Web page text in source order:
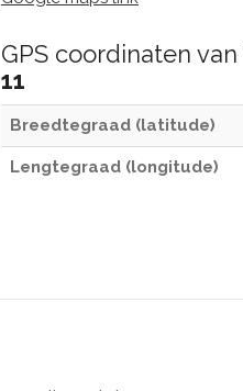
GPS coordinaten van
11
Breedtegraad (latitude)
Lengtegraad (longitude)